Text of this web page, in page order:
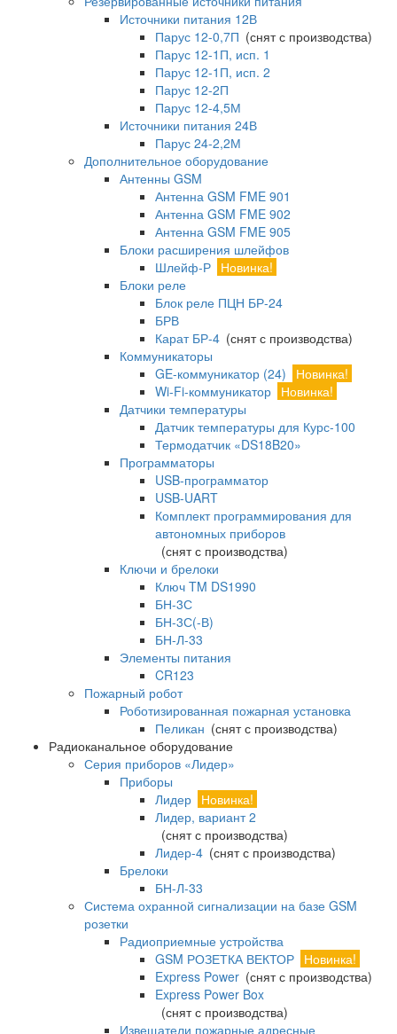
Источники питания 12В
Парус 12-0,7П (снят с производства)
Парус 12-1П, исп. 1
Парус 12-1П, исп. 2
Парус 12-2П
Парус 12-4,5М
Источники питания 24В
Парус 24-2,2М
Дополнительное оборудование
Антенны GSM
Антенна GSM FME 901
Антенна GSM FME 902
Антенна GSM FME 905
Блоки расширения шлейфов
Шлейф-Р Новинка!
Блоки реле
Блок реле ПЦН БР-24
БРВ
Карат БР-4 (снят с производства)
Коммуникаторы
GE-коммуникатор (24)
Новинка!
Wi-Fi-коммуникатор Новинка!
Датчики температуры
Датчик температуры для Курс-100
Термодатчик «DS18B20»
Программаторы
USB-программатор
USB-UART
Комплект программирования для
автономных приборов
(снят с производства)
Ключи и брелоки
Ключ TM DS1990
БН-3С
БН-3С(-В)
БН-Л-33
Элементы питания
CR123
Пожарный робот
Роботизированная пожарная установка
Пеликан (снят с производства)
Радиоканальное оборудование
Серия приборов «Лидер»
Приборы
Лидер Новинка!
Лидер, вариант 2
(снят с производства)
Лидер-4 (снят с производства)
Брелоки
БН-Л-33
Система охранной сигнализации на базе GSM
розетки
Радиоприемные устройства
GSM РОЗЕТКА ВЕКТОР Новинка!
Express Power (снят с производства)
Express Power Box
(снят с производства)
Извещатели пожарные адресные